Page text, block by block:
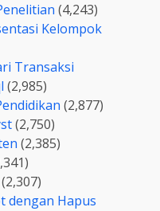
(4,243)
Kelompok
Transaksi
(2,985)
(2,877)
(2,750)
(2,385)
(2,307)
dengan Hapus